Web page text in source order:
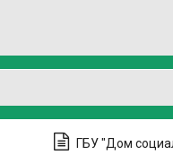
ГБУ "Дом